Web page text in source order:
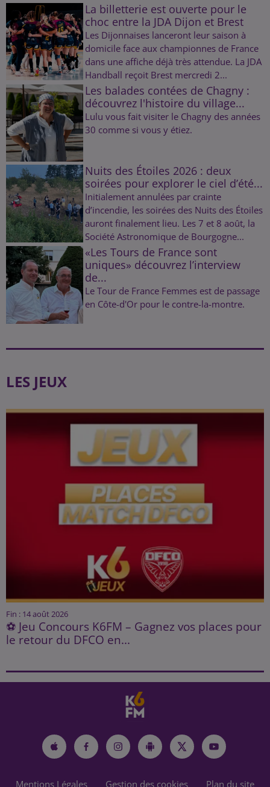
La billetterie est ouverte pour le
choc entre la JDA Dijon et Brest
Les Dijonnaises lanceront leur saison à
domicile face aux championnes de France
dans une affiche déjà très attendue. La JDA
Handball reçoit Brest mercredi 2...
Les balades contées de Chagny :
découvrez l'histoire du village...
Lulu vous fait visiter le Chagny des années
30 comme si vous y étiez.
Nuits des Étoiles 2026 : deux
soirées pour explorer le ciel d’été...
Initialement annulées par crainte
d’incendie, les soirées des Nuits des Étoiles
auront finalement lieu. Les 7 et 8 août, la
Société Astronomique de Bourgogne...
«Les Tours de France sont
uniques» découvrez l’interview
de...
Le Tour de France Femmes est de passage
en Côte-d'Or pour le contre-la-montre.
LES JEUX
Fin : 14 août 2026
⚽ Jeu Concours K6FM – Gagnez vos places pour
le retour du DFCO en...
Mentions Légales Gestion des cookies Plan du site